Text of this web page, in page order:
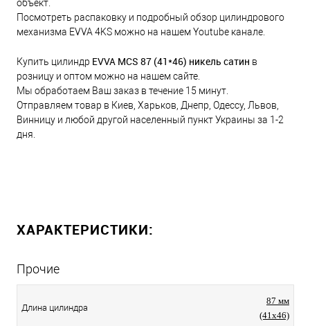
объект.
Посмотреть распаковку и подробный обзор цилиндрового
механизма EVVA 4KS можно на нашем Youtube канале.
Купить цилиндр EVVA MCS 87 (41*46) никель сатин в
розницу и оптом можно на нашем сайте.
Мы обработаем Ваш заказ в течение 15 минут.
Отправляем товар в Киев, Харьков, Днепр, Одессу, Львов,
Винницу и любой другой населенный пункт Украины за 1-2
дня.
ХАРАКТЕРИСТИКИ:
Прочие
Длина цилиндра
87 мм
(41x46)